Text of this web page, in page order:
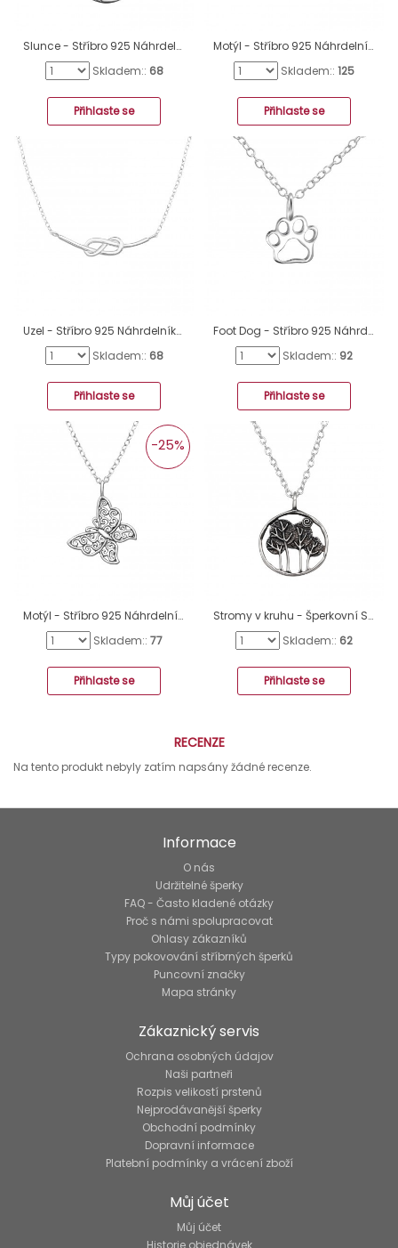
Slunce - Stříbro 925 Náhrdelníky bez kamenů A4S43483
Skladem:: 68
Přihlaste se
Motýl - Stříbro 925 Náhrdelníky bez kamenů A4S45318
Skladem:: 125
Přihlaste se
Uzel - Stříbro 925 Náhrdelníky bez kamenů A4S48261
Skladem:: 68
Přihlaste se
Foot Dog - Stříbro 925 Náhrdelníky bez kamenů A4S23797
Skladem:: 92
Přihlaste se
Motýl - Stříbro 925 Náhrdelníky bez kamenů A4S32234
-25%
Skladem:: 77
Přihlaste se
Stromy v kruhu - Šperkovní Stříbro 925 Náhrdelníky Bez Kamenů A4S49484
Skladem:: 62
Přihlaste se
RECENZE
Na tento produkt nebyly zatím napsány žádné recenze.
Informace
O nás
Udržitelné šperky
FAQ - Často kladené otázky
Proč s námi spolupracovat
Ohlasy zákazníků
Typy pokovování stříbrných šperků
Puncovní značky
Mapa stránky
Zákaznický servis
Ochrana osobných údajov
Naši partneři
Rozpis velikostí prstenů
Nejprodávanější šperky
Obchodní podmínky
Dopravní informace
Platební podmínky a vrácení zboží
Můj účet
Můj účet
Historie objednávek